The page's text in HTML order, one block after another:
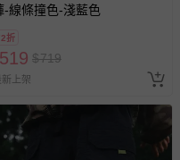
、姓名貼等）。
經拆封、使用，則酌收整
腦軟體（例如 DVD、CD
或一經提供即為完成之線
提供（例如線上課程、遊
-線條撞色-淺藍色
折
519 $719
新上架